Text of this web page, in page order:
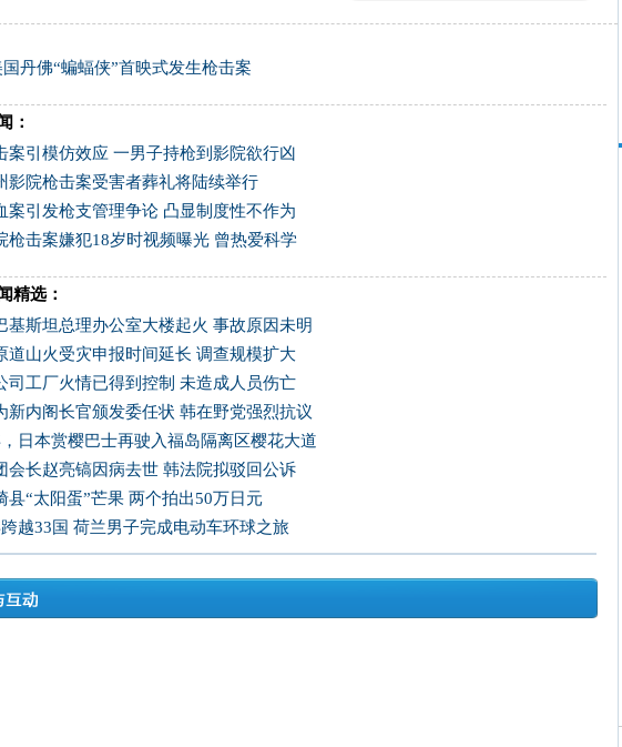
国丹佛“蝙蝠侠”首映式发生枪击案
：
案引模仿效应 一男子持枪到影院欲行凶
影院枪击案受害者葬礼将陆续举行
案引发枪支管理争论 凸显制度性不作为
枪击案嫌犯18岁时视频曝光 曾热爱科学
精选：
基斯坦总理办公室大楼起火 事故原因未明
道山火受灾申报时间延长 调查规模扩大
司工厂火情已得到控制 未造成人员伤亡
新内阁长官颁发委任状 韩在野党强烈抗议
日本赏樱巴士再驶入福岛隔离区樱花大道
会长赵亮镐因病去世 韩法院拟驳回公诉
县“太阳蛋”芒果 两个拍出50万日元
越33国 荷兰男子完成电动车环球之旅